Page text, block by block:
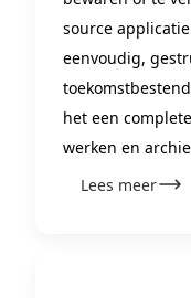
source
eenvoudig,
het een
werken en
Lees meer